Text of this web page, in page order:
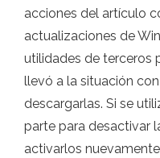
acciones del artículo
actualizaciones de
utilidades de terceros
llevó a la situación
descargarlas. Si se
parte para desactivar
activarlos